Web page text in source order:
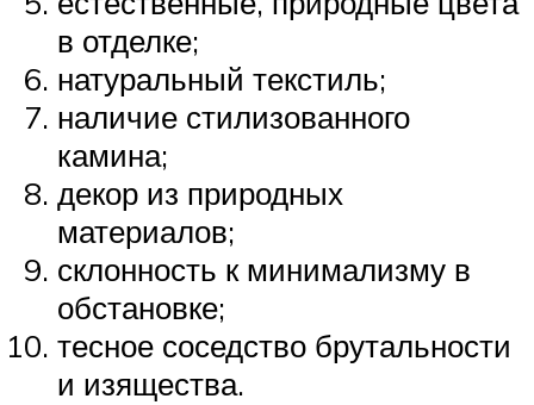
в отделке;
натуральный текстиль;
наличие стилизованного
камина;
декор из природных
материалов;
склонность к минимализму в
обстановке;
тесное соседство брутальности
и изящества.